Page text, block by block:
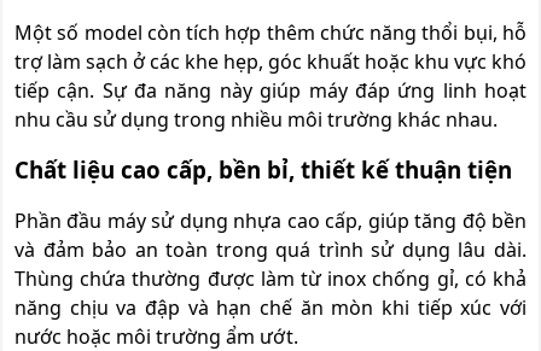
Một số model còn tích hợp thêm chức năng thổi bụi, hỗ
trợ làm sạch ở các khe hẹp, góc khuất hoặc khu vực khó
tiếp cận. Sự đa năng này giúp máy đáp ứng linh hoạt
nhu cầu sử dụng trong nhiều môi trường khác nhau.
Chất liệu cao cấp, bền bỉ, thiết kế thuận tiện
Phần đầu máy sử dụng nhựa cao cấp, giúp tăng độ bền
và đảm bảo an toàn trong quá trình sử dụng lâu dài.
Thùng chứa thường được làm từ inox chống gỉ, có khả
năng chịu va đập và hạn chế ăn mòn khi tiếp xúc với
nước hoặc môi trường ẩm ướt.